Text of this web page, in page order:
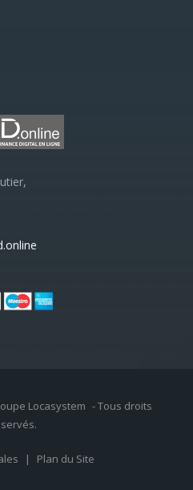
Locasystem - Tous droits
| Plan du Site